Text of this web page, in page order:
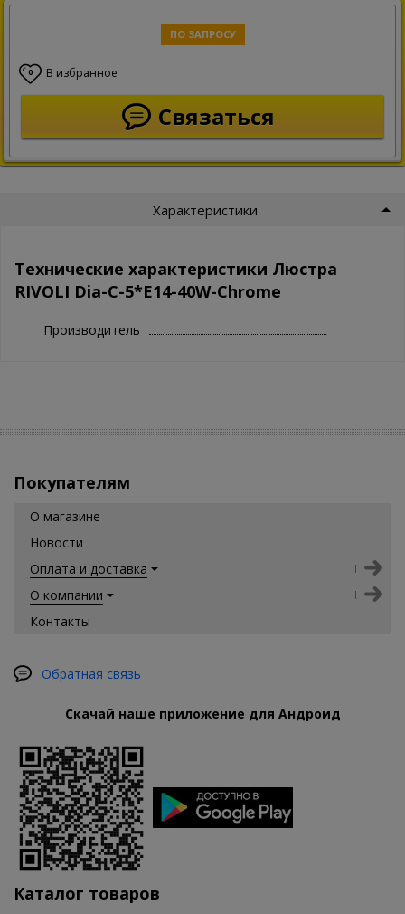
ПО ЗАПРОСУ
0 В избранное
Связаться
Характеристики
Технические характеристики Люстра
RIVOLI Dia-C-5*E14-40W-Chrome
Производитель
Покупателям
О магазине
Новости
Оплата и доставка
О компании
Контакты
Обратная связь
Скачай наше приложение для Андроид
Каталог товаров